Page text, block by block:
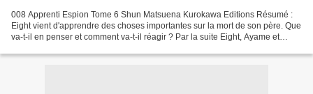
008 Apprenti Espion Tome 6 Shun Matsuena Kurokawa Editions Résumé :
Eight vient d'apprendre des choses importantes sur la mort de son père. Que
va-t-il en penser et comment va-t-il réagir ? Par la suite Eight, Ayame et